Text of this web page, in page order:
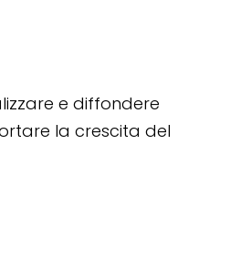
e diffondere
la crescita del